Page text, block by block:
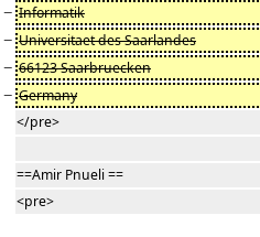
− Informatik
− Universitaet des Saarlandes
− 66123 Saarbruecken
− Germany
</pre>
==Amir Pnueli ==
<pre>